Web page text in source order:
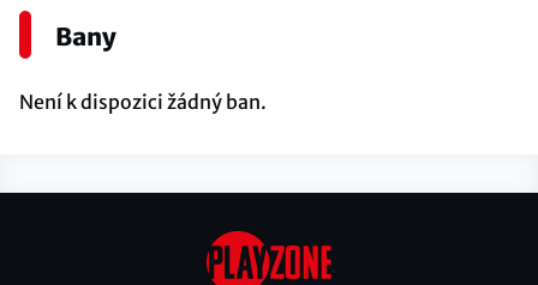
Bany
Není k dispozici žádný ban.